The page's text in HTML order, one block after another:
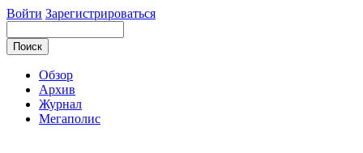
Войти Зарегистрироваться
Обзор
Архив
Журнал
Мегаполис